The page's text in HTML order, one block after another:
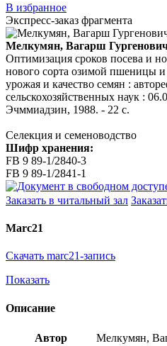
В избранное
Экспресс-заказ фрагмента
Мелкумян, Вагарш
Оптимизация сроков посева и
нового сорта озимой пшеницы
урожая и качество семян :
сельскохозяйственных наук :
Эчммиадзин, 1988. - 22 с.
Селекция и семеноводство
Шифр хранения:
FB 9 89-1/2840-3
FB 9 89-1/2841-1
Заказать в читальный зал
Marc21
Скачать marc21-запись
Показать
Описание
Автор Мелкумян,